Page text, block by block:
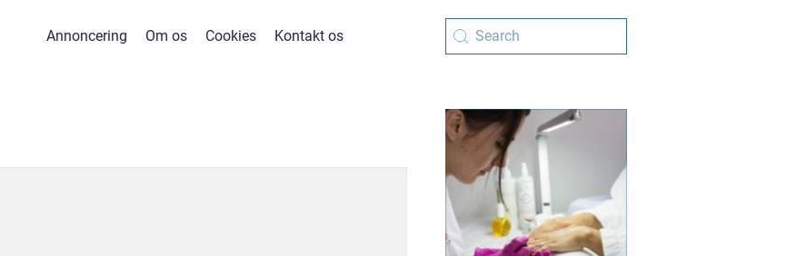
Annoncering Om os Cookies Kontakt os